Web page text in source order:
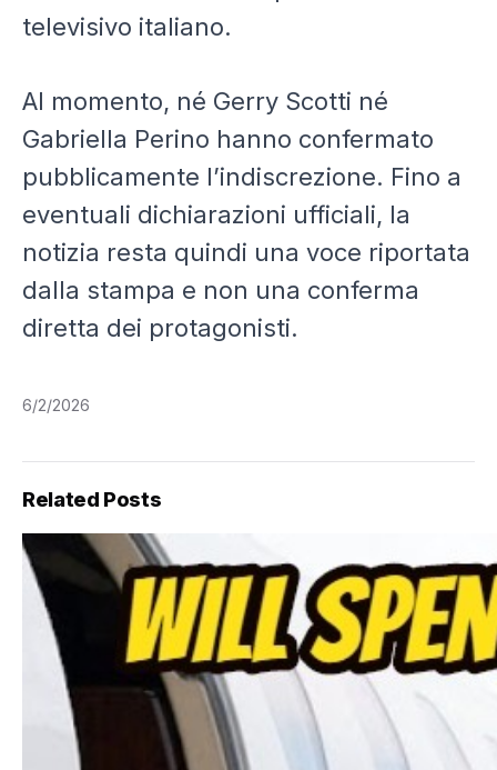
televisivo italiano.
Al momento, né Gerry Scotti né
Gabriella Perino hanno confermato
pubblicamente l’indiscrezione. Fino a
eventuali dichiarazioni ufficiali, la
notizia resta quindi una voce riportata
dalla stampa e non una conferma
diretta dei protagonisti.
6/2/2026
Related Posts